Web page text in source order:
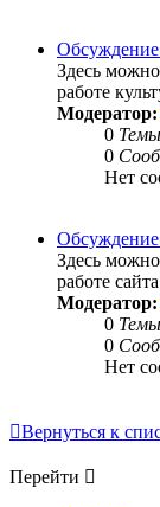
Обсуждение
Здесь
работе
Модератор:
0 Темы
0
Нет
Обсуждение
Здесь
работе
Модератор:
0 Темы
0
Нет
Вернуться к
Перейти